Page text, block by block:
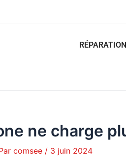
RÉPARATION
ne charge
comsee / 3 juin 2024